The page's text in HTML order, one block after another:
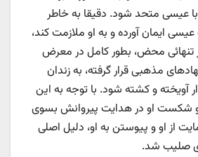
عیسی متحد شود. دقیقا به خاطر
ایمان آورده و به او ملازمت کند،
محض، بطور کامل در معرض
مذهبی قرار گرفته، به زندان
آویخته و کشته شود. با توجه به این
و شکست او در هدایت پیروانش بسوی
از او و پیوستن به او، دلیل اصلی
صلیب شد.